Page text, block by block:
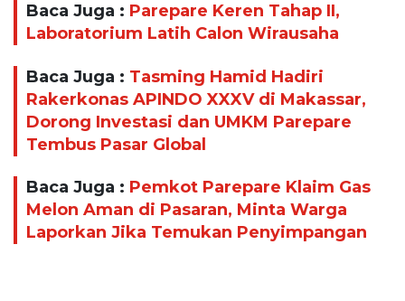
Baca Juga : Parepare Keren Tahap II,
Laboratorium Latih Calon Wirausaha
Baca Juga : Tasming Hamid Hadiri
Rakerkonas APINDO XXXV di Makassar,
Dorong Investasi dan UMKM Parepare
Tembus Pasar Global
Baca Juga : Pemkot Parepare Klaim Gas
Melon Aman di Pasaran, Minta Warga
Laporkan Jika Temukan Penyimpangan